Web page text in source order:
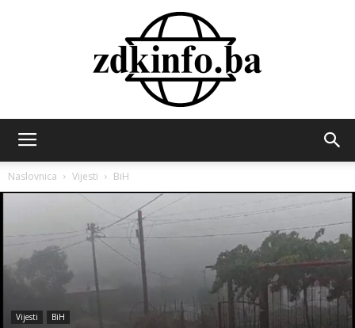
Naslovnica Vijesti BiH
Vijesti BiH